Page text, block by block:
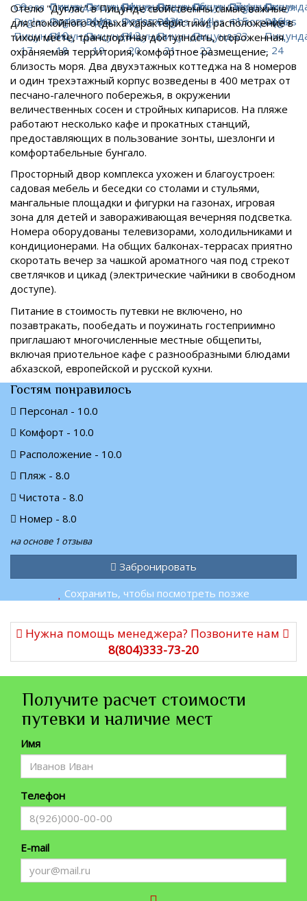
Отелю "Дуглас" в Пицунде свойственны самые важные
для спокойного отдыха характеристики: расположение в
тихом месте, транспортная доступность, огороженная
охраняемая территория, комфортное размещение,
близость моря. Два двухэтажных коттеджа на 8 номеров
и один трехэтажный корпус возведены в 400 метрах от
песчано-галечного побережья, в окружении
величественных сосен и стройных кипарисов. На пляже
работают несколько кафе и прокатных станций,
предоставляющих в пользование зонты, шезлонги и
комфортабельные бунгало.
Просторный двор комплекса ухожен и благоустроен:
садовая мебель и беседки со столами и стульями,
мангальные площадки и фигурки на газонах, игровая
зона для детей и завораживающая вечерняя подсветка.
Номера оборудованы телевизорами, холодильниками и
кондиционерами. На общих балконах-террасах приятно
скоротать вечер за чашкой ароматного чая под стрекот
светлячков и цикад (электрические чайники в свободном
доступе).
Питание в стоимость путевки не включено, но
позавтракать, пообедать и поужинать гостеприимно
приглашают многочисленные местные общепиты,
включая приотельное кафе с разнообразными блюдами
абхазской, европейской и русской кухни.
Гостям понравилось
Персонал - 10.0
Комфорт - 10.0
Расположение - 10.0
Пляж - 8.0
Чистота - 8.0
Номер - 8.0
на основе 1 отзыва
Забронировать
Сохранить, чтобы посмотреть позже
Нужна помощь менеджера? Позвоните нам
8(804)333-73-20
Получите расчет стоимости
путевки и наличие мест
Имя
Телефон
E-mail